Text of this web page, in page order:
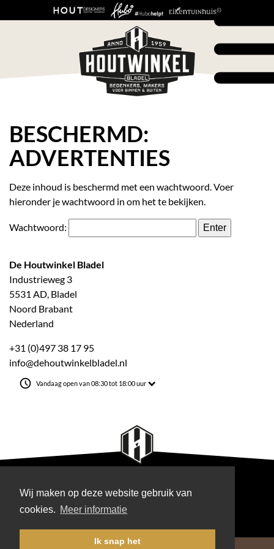
Wij maken op deze website gebruik van
cookies. Meer informatie
Ik snap het
BESCHERMD:
ADVERTENTIES
Deze inhoud is beschermd met een wachtwoord. Voer
hieronder je wachtwoord in om het te bekijken.
Wachtwoord:
De Houtwinkel Bladel
Industrieweg 3
5531 AD, Bladel
Noord Brabant
Nederland
+31 (0)497 38 17 95
info@dehoutwinkelbladel.nl
Vandaag open van 08:30 tot 18:00 uur
Interesse om samen jouw